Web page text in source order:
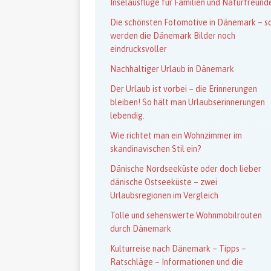
Inselausflüge für Familien und
Die schönsten Fotomotive in Dänemark –
werden die Dänemark Bilder noch
eindrucksvoller
Nachhaltiger Urlaub in Dänemark
Der Urlaub ist vorbei – die Erinnerungen
bleiben! So hält man Urlaubserinnerungen
lebendig.
Wie richtet man ein Wohnzimmer im
skandinavischen Stil ein?
Dänische Nordseeküste oder doch lieber
dänische Ostseeküste – zwei
Urlaubsregionen im Vergleich
Tolle und sehenswerte Wohnmobilrouten
durch Dänemark
Kulturreise nach Dänemark – Tipps –
Ratschläge – Informationen und die